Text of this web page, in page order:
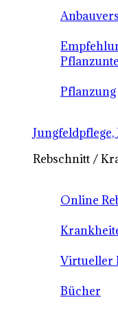
Pflanzung
Rebschnitt /
Online
Virtueller
Bücher